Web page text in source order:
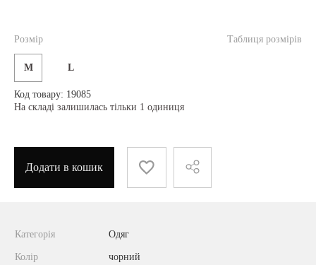
Таблиця розмірів
Розмір
M L
Код товару: 19085
На складі залишилась тільки 1 одиниця
Додати в кошик
Категорія Одяг
Колір чорний